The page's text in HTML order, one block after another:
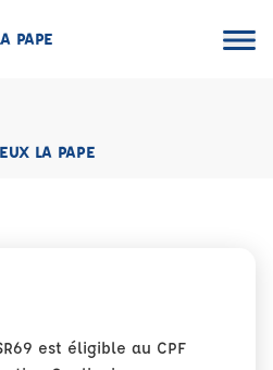
PAPE
LA PAPE
est éligible au CPF